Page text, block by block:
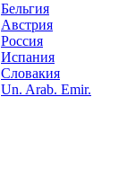
Бельгия
Австрия
Россия
Испания
Словакия
Un. Arab. Emir.